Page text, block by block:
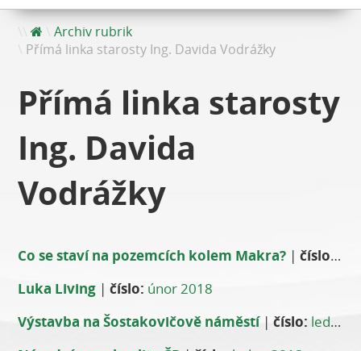
Archiv rubrik
Přímá linka starosty Ing. Davida Vodrážky
Přímá linka starosty
Ing. Davida
Vodrážky
Co se staví na pozemcích kolem Makra? |číslo:
Luka Living |číslo: únor 2018
Výstavba na Šostakovičově náměstí|číslo: leden 2018